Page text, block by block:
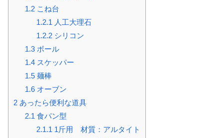
1.2こね台
1.2.1 人工大理石
1.2.2シリコン
1.3ボール
1.4スケッパー
1.5麺棒
1.6オーブン
2 あったら便利な道具
2.1 食パン型
2.1.1 1斤用 材質：アルタイト